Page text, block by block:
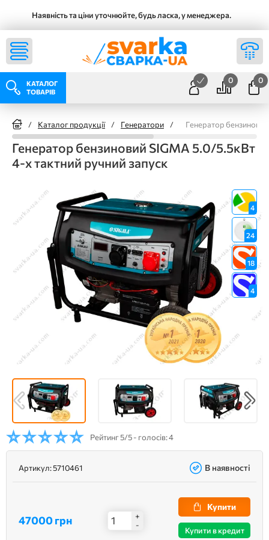
Наявність та ціни уточнюйте, будь ласка, у менеджера.
КАТАЛОГ
ТОВАРІВ
0 0
/ Каталог продукції / Генератори / Генератор
Генератор бензиновий SIGMA 5.0/5.5кВт
4-х тактний ручний запуск
4
24
18
4
Рейтинг5/5 - голосів: 4
Артикул:5710461 В наявності
47000 грн
+
-
Купити
Купити в кредит